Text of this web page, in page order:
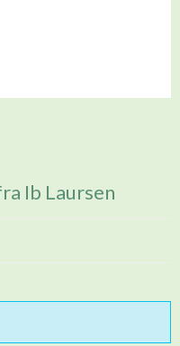
Ib Laursen